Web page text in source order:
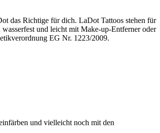
das Richtige für dich. LaDot Tattoos stehen für
und leicht mit Make-up-Entferner oder
EG Nr. 1223/2009.
und vielleicht noch mit den